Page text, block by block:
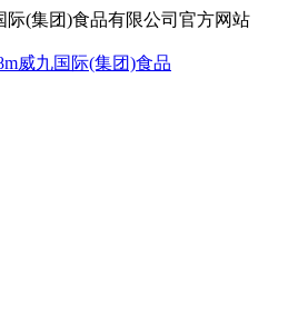
际(集团)食品有限公司官方网站